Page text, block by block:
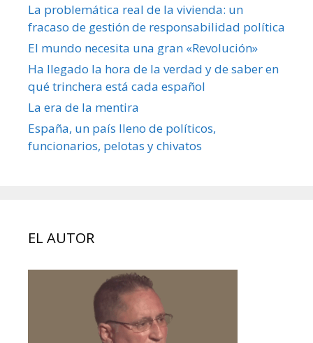
La problemática real de la vivienda: un
fracaso de gestión de responsabilidad política
El mundo necesita una gran «Revolución»
Ha llegado la hora de la verdad y de saber en
qué trinchera está cada español
La era de la mentira
España, un país lleno de políticos,
funcionarios, pelotas y chivatos
EL AUTOR